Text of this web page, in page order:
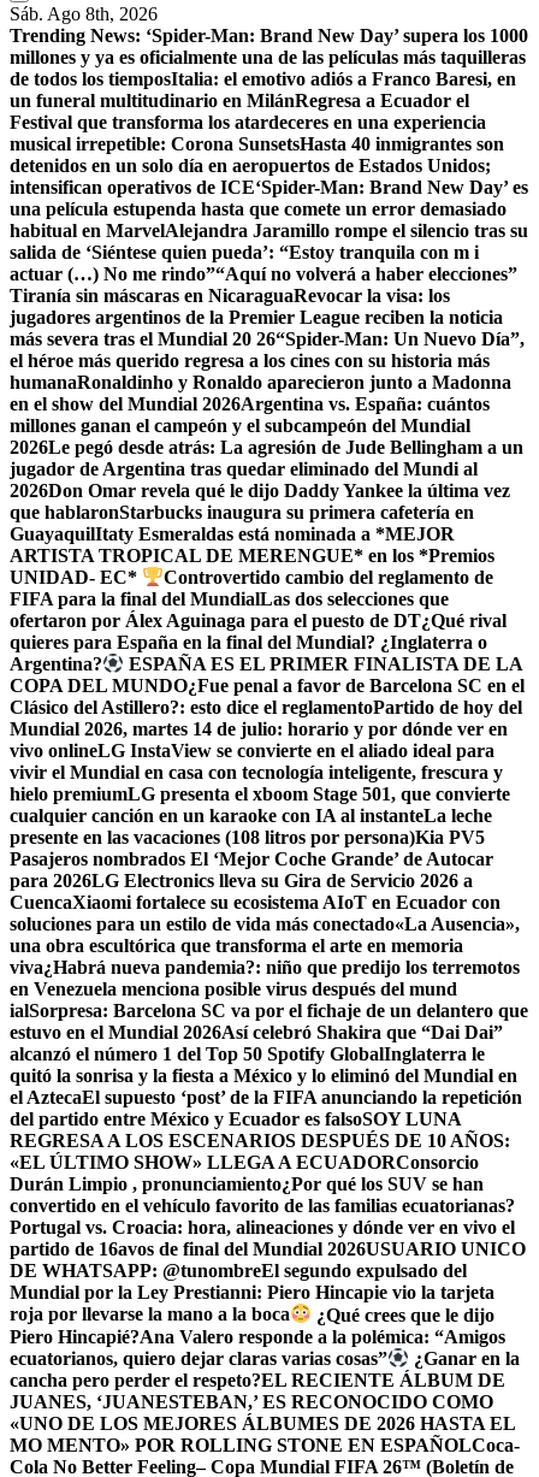
Sáb. Ago 8th, 2026
Trending News: ‘Spider-Man: Brand New Day’ supera los 1000
millones y ya es oficialmente una de las películas más taquilleras
de todos los tiemposItalia: el emotivo adiós a Franco Baresi, en
un funeral multitudinario en MilánRegresa a Ecuador el
Festival que transforma los atardeceres en una experiencia
musical irrepetible: Corona SunsetsHasta 40 inmigrantes son
detenidos en un solo día en aeropuertos de Estados Unidos;
intensifican operativos de ICE‘Spider-Man: Brand New Day’ es
una película estupenda hasta que comete un error demasiado
habitual en Marvel​Alejandra Jaramillo rompe el silencio tras su
salida de ‘Siéntese quien pueda’: “Estoy tranquila con m i
actuar (…) No me rindo”“Aquí no volverá a haber elecciones”
Tiranía sin máscaras en NicaraguaRevocar la visa: los
jugadores argentinos de la Premier League reciben la noticia
más severa tras el Mundial 20 26“Spider-Man: Un Nuevo Día”,
el héroe más querido regresa a los cines con su historia más
humanaRonaldinho y Ronaldo aparecieron junto a Madonna
en el show del Mundial 2026Argentina vs. España: cuántos
millones ganan el campeón y el subcampeón del Mundial
2026Le pegó desde atrás: La agresión de Jude Bellingham a un
jugador de Argentina tras quedar eliminado del Mundi al
2026Don Omar revela qué le dijo Daddy Yankee la última vez
que hablaronStarbucks inaugura su primera cafetería en
GuayaquilItaty Esmeraldas está nominada a *MEJOR
ARTISTA TROPICAL DE MERENGUE* en los *Premios
UNIDAD- EC*
Controvertido cambio del reglamento de
FIFA para la final del MundialLas dos selecciones que
ofertaron por Álex Aguinaga para el puesto de DT¿Qué rival
quieres para España en la final del Mundial? ¿Inglaterra o
Argentina?
ESPAÑA ES EL PRIMER FINALISTA DE LA
COPA DEL MUNDO¿Fue penal a favor de Barcelona SC en el
Clásico del Astillero?: esto dice el reglamentoPartido de hoy del
Mundial 2026, martes 14 de julio: horario y por dónde ver en
vivo onlineLG InstaView se convierte en el aliado ideal para
vivir el Mundial en casa con tecnología inteligente, frescura y
hielo premiumLG presenta el xboom Stage 501, que convierte
cualquier canción en un karaoke con IA al instanteLa leche
presente en las vacaciones (108 litros por persona)Kia PV5
Pasajeros nombrados El ‘Mejor Coche Grande’ de Autocar
para 2026LG Electronics lleva su Gira de Servicio 2026 a
CuencaXiaomi fortalece su ecosistema AIoT en Ecuador con
soluciones para un estilo de vida más conectado«La Ausencia»,
una obra escultórica que transforma el arte en memoria
viva¿Habrá nueva pandemia?: niño que predijo los terremotos
en Venezuela menciona posible virus después del mund
ialSorpresa: Barcelona SC va por el fichaje de un delantero que
estuvo en el Mundial 2026Así celebró Shakira que “Dai Dai”
alcanzó el número 1 del Top 50 Spotify GlobalInglaterra le
quitó la sonrisa y la fiesta a México y lo eliminó del Mundial en
el AztecaEl supuesto ‘post’ de la FIFA anunciando la repetición
del partido entre México y Ecuador es falsoSOY LUNA
REGRESA A LOS ESCENARIOS DESPUÉS DE 10 AÑOS:
«EL ÚLTIMO SHOW» LLEGA A ECUADORConsorcio
Durán Limpio , pronunciamiento¿Por qué los SUV se han
convertido en el vehículo favorito de las familias ecuatorianas?
Portugal vs. Croacia: hora, alineaciones y dónde ver en vivo el
partido de 16avos de final del Mundial 2026USUARIO UNICO
DE WHATSAPP: @tunombreEl segundo expulsado del
Mundial por la Ley Prestianni: Piero Hincapie vio la tarjeta
roja por llevarse la mano a la boca
¿Qué crees que le dijo
Piero Hincapié?Ana Valero responde a la polémica: “Amigos
ecuatorianos, quiero dejar claras varias cosas”
¿Ganar en la
cancha pero perder el respeto?EL RECIENTE ÁLBUM DE
JUANES, ‘JUANESTEBAN,’ ES RECONOCIDO COMO
«UNO DE LOS MEJORES ÁLBUMES DE 2026 HASTA EL
MO MENTO» POR ROLLING STONE EN ESPAÑOLCoca-
Cola No Better Feeling– Copa Mundial FIFA 26™ (Boletín de